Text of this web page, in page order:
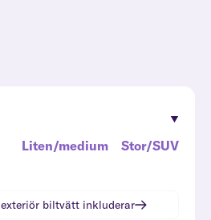
Liten/medium Stor/SUV
exteriör biltvätt inkluderar